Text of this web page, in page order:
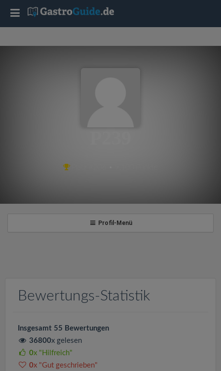
Profil-Menü
Bewertungs-Statistik
Insgesamt 55 Bewertungen
36800x gelesen
0x "Hilfreich"
0x "Gut geschrieben"
T
a
t
i